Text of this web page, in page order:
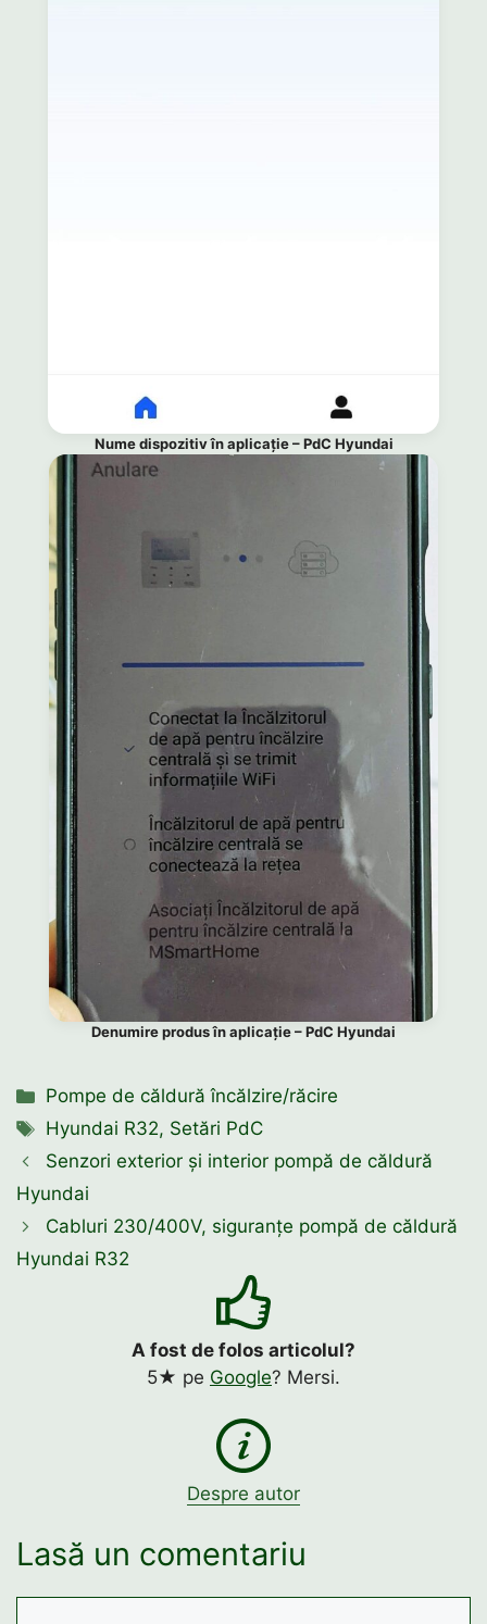
Nume dispozitiv în aplicație – PdC Hyundai
Denumire produs în aplicație – PdC Hyundai
Categorii
Pompe de căldură încălzire/răcire
Etichete
Hyundai R32, Setări PdC
Senzori exterior și interior pompă de căldură
Hyundai
Cabluri 230/400V, siguranțe pompă de căldură
Hyundai R32
A fost de folos articolul?
5★ pe Google? Mersi.
Despre autor
Lasă un comentariu